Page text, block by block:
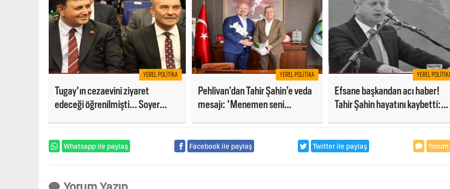
YEREL POLITIKA
Tugay'ın cezaevini ziyaret
edeceği öğrenilmişti... Soyer
YEREL POLITIKA
Pehlivan’dan Tahir Şahin’e veda
mesajı: 'Menemen seni
YEREL
Efsane başkandan acı haber!
Tahir Şahin hayatını kaybetti:
Whatsapp ile paylaş Facebook ile paylaş Twitter ile paylaş Yorum